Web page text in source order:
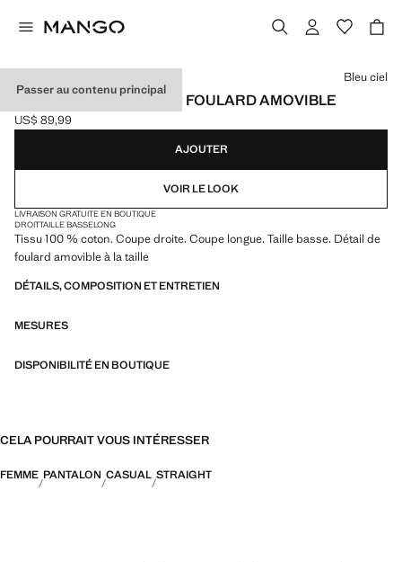
Passer au contenu principal
PANTALON DROIT AVEC FOULARD AMOVIBLE
Prix actuel [US$ 89,99 ]
US$ 89,99
Choisissez une couleur
Bleu ciel
AJOUTER
VOIR LE LOOK
LIVRAISON GRATUITE EN BOUTIQUE
DROITTAILLE BASSELONG
Tissu 100 % coton. Coupe droite. Coupe longue. Taille basse. Détail de
foulard amovible à la taille
DÉTAILS, COMPOSITION ET ENTRETIEN
MESURES
DISPONIBILITÉ EN BOUTIQUE
CELA POURRAIT VOUS INTÉRESSER
FEMME PANTALON CASUAL STRAIGHT